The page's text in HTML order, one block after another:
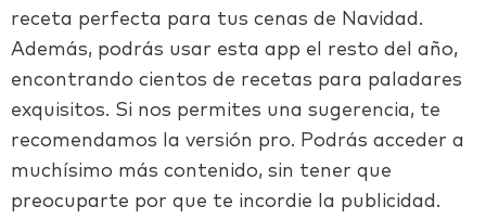
receta perfecta para tus cenas de Navidad.
Además, podrás usar esta app el resto del año,
encontrando cientos de recetas para paladares
exquisitos. Si nos permites una sugerencia, te
recomendamos la versión pro. Podrás acceder a
muchísimo más contenido, sin tener que
preocuparte por que te incordie la publicidad.